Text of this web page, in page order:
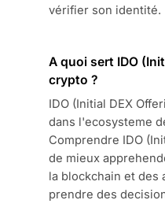
vérifier son identité.
A quoi sert IDO
crypto ?
IDO (Initial DEX
dans l'ecosysteme
Comprendre IDO
de mieux
la blockchain et des
prendre des